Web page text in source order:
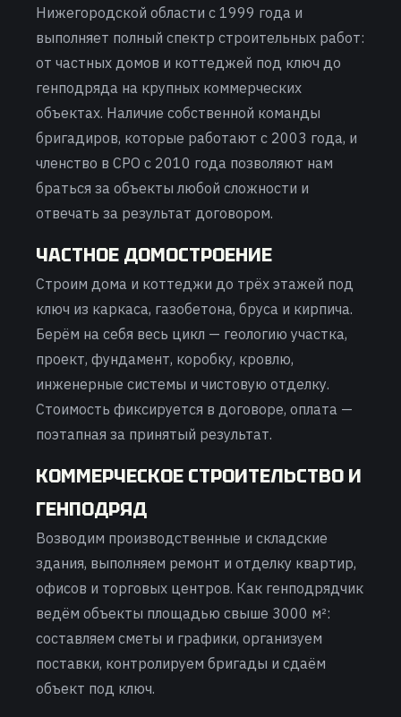
Нижегородской области с 1999 года и
выполняет полный спектр строительных работ:
от частных домов и коттеджей под ключ до
генподряда на крупных коммерческих
объектах. Наличие собственной команды
бригадиров, которые работают с 2003 года, и
членство в СРО с 2010 года позволяют нам
браться за объекты любой сложности и
отвечать за результат договором.
ЧАСТНОЕ ДОМОСТРОЕНИЕ
Строим дома и коттеджи до трёх этажей под
ключ из каркаса, газобетона, бруса и кирпича.
Берём на себя весь цикл — геологию участка,
проект, фундамент, коробку, кровлю,
инженерные системы и чистовую отделку.
Стоимость фиксируется в договоре, оплата —
поэтапная за принятый результат.
КОММЕРЧЕСКОЕ СТРОИТЕЛЬСТВО И
ГЕНПОДРЯД
Возводим производственные и складские
здания, выполняем ремонт и отделку квартир,
офисов и торговых центров. Как генподрядчик
ведём объекты площадью свыше 3000 м²:
составляем сметы и графики, организуем
поставки, контролируем бригады и сдаём
объект под ключ.